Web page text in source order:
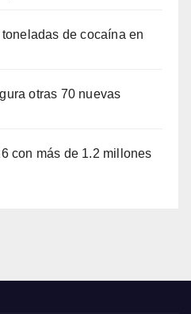
de cocaína en
otras 70 nuevas
con más de 1.2 millones